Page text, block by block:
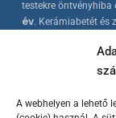
A webhelyen a lehető
testekre
év. Kerámiabetét és
szabványokkal